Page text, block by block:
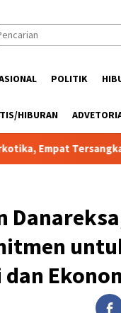
POLITIK
HIBURAN
Diamankan